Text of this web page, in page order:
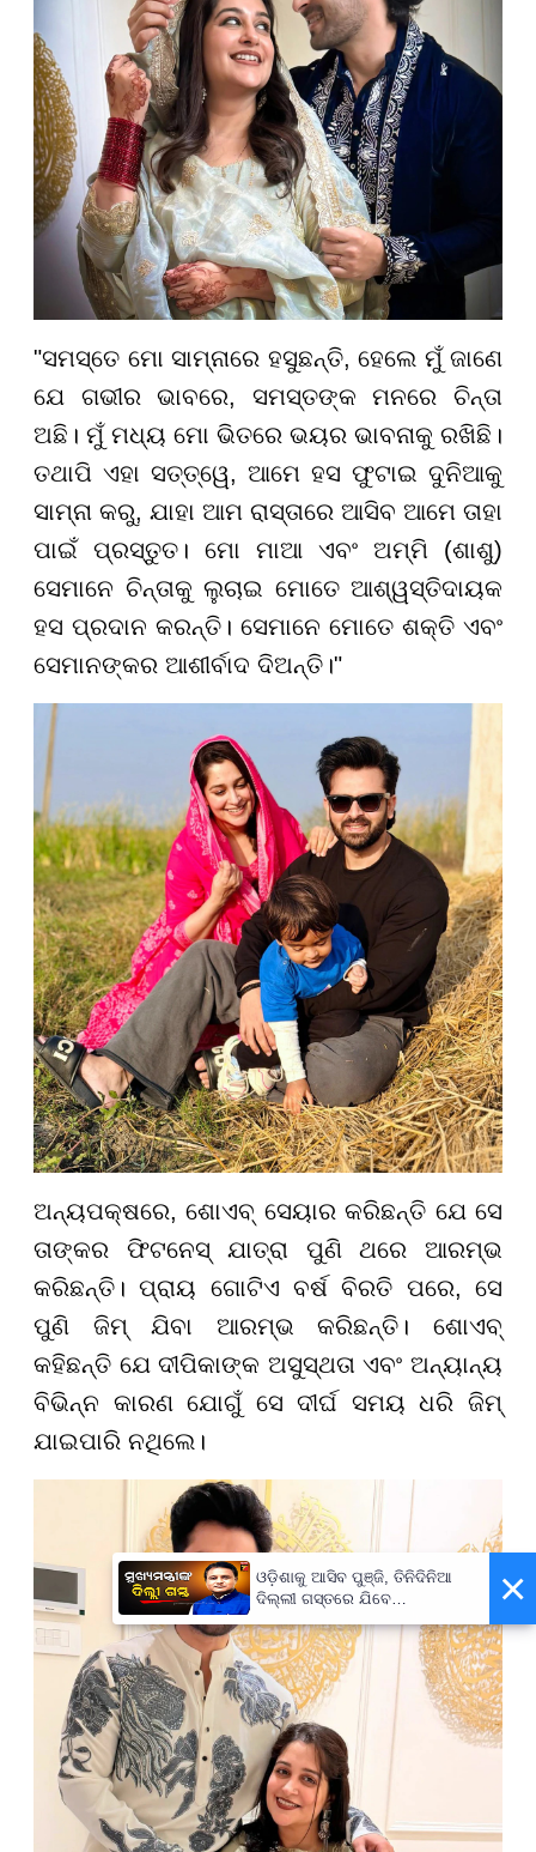
"ସମସ୍ତେ ମୋ ସାମ୍ନାରେ ହସୁଛନ୍ତି, ହେଲେ ମୁଁ ଜାଣେ
ଯେ ଗଭୀର ଭାବରେ, ସମସ୍ତଙ୍କ ମନରେ ଚିନ୍ତା
ଅଛି। ମୁଁ ମଧ୍ୟ ମୋ ଭିତରେ ଭୟର ଭାବନାକୁ ରଖିଛି।
ତଥାପି ଏହା ସତ୍ତ୍ୱେ, ଆମେ ହସ ଫୁଟାଇ ଦୁନିଆକୁ
ସାମ୍ନା କରୁ, ଯାହା ଆମ ରାସ୍ତାରେ ଆସିବ ଆମେ ତାହା
ପାଇଁ ପ୍ରସ୍ତୁତ। ମୋ ମାଆ ଏବଂ ଅମ୍ମି (ଶାଶୁ)
ସେମାନେ ଚିନ୍ତାକୁ ଲୁଚାଇ ମୋତେ ଆଶ୍ୱସ୍ତିଦାୟକ
ହସ ପ୍ରଦାନ କରନ୍ତି। ସେମାନେ ମୋତେ ଶକ୍ତି ଏବଂ
ସେମାନଙ୍କର ଆଶୀର୍ବାଦ ଦିଅନ୍ତି।"
ଅନ୍ୟପକ୍ଷରେ, ଶୋଏବ୍ ସେୟାର କରିଛନ୍ତି ଯେ ସେ
ତାଙ୍କର ଫିଟନେସ୍ ଯାତ୍ରା ପୁଣି ଥରେ ଆରମ୍ଭ
କରିଛନ୍ତି। ପ୍ରାୟ ଗୋଟିଏ ବର୍ଷ ବିରତି ପରେ, ସେ
ପୁଣି ଜିମ୍ ଯିବା ଆରମ୍ଭ କରିଛନ୍ତି। ଶୋଏବ୍
କହିଛନ୍ତି ଯେ ଦୀପିକାଙ୍କ ଅସୁସ୍ଥତା ଏବଂ ଅନ୍ୟାନ୍ୟ
ବିଭିନ୍ନ କାରଣ ଯୋଗୁଁ ସେ ଦୀର୍ଘ ସମୟ ଧରି ଜିମ୍
ଯାଇପାରି ନଥିଲେ।
×
ଓଡ଼ିଶାକୁ ଆସିବ ପୁଞ୍ଜି, ତିନିଦିନିଆ
ଦିଲ୍ଲୀ ଗସ୍ତରେ ଯିବେ